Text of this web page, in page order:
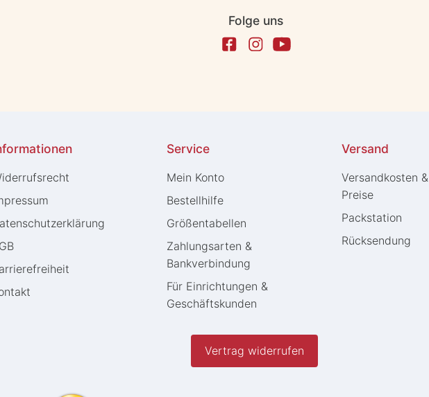
Folge uns
Service
Mein Konto
Bestellhilfe
Größentabellen
Zahlungsarten &
Bankverbindung
Für Einrichtungen &
Geschäftskunden
Versand
Versandkosten &
Preise
Packstation
Rücksendung
Vertrag widerrufen